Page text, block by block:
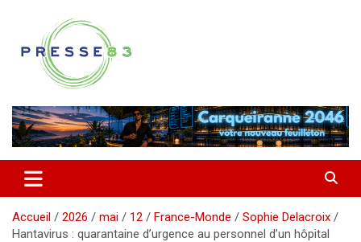
contenu
Presse 83
Accueil 2026 mai 12 France-Monde
Sophie Delacroix
Hantavirus : quarantaine d’urgence au personnel d’un hôpital